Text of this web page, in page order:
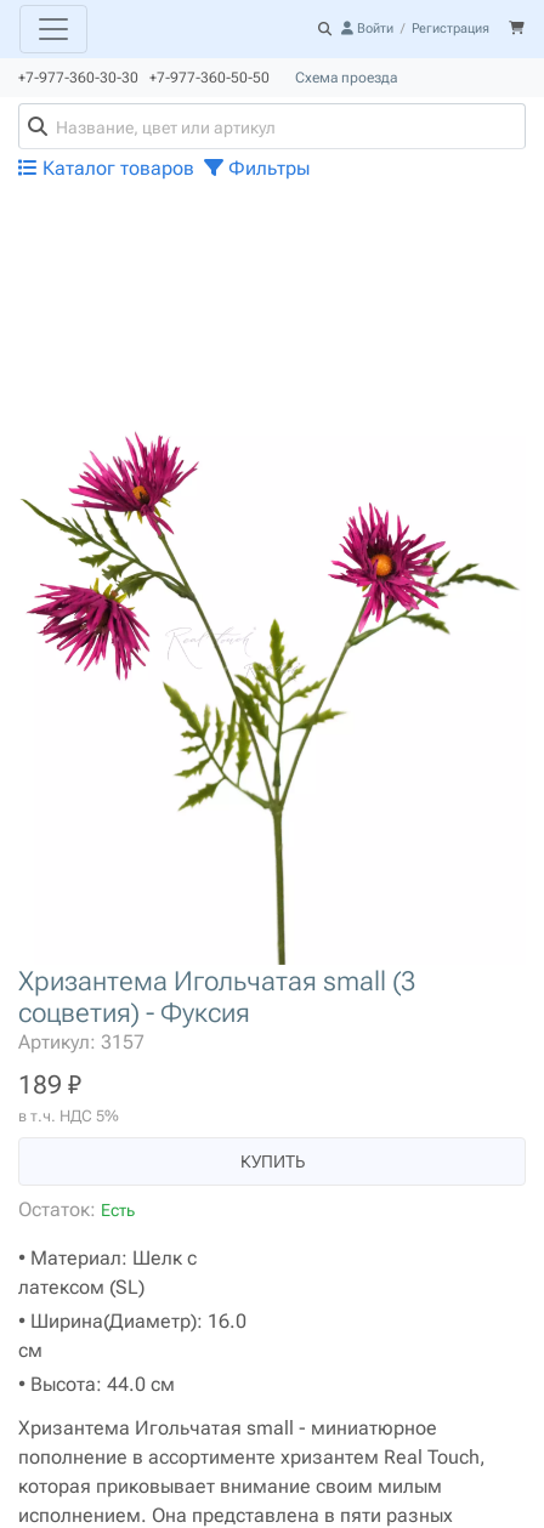
Войти / Регистрация
+7-977-360-30-30 +7-977-360-50-50 Схема проезда
Каталог товаров Фильтры
Хризантема Игольчатая small (3
соцветия) - Фуксия
Артикул: 3157
189 ₽
в т.ч. НДС 5%
КУПИТЬ
Остаток: Есть
• Материал: Шелк с
латексом (SL)
• Ширина(Диаметр): 16.0
см
• Высота: 44.0 см
Хризантема Игольчатая small - миниатюрное
пополнение в ассортименте хризантем Real Touch,
которая приковывает внимание своим милым
исполнением. Она представлена в пяти разных